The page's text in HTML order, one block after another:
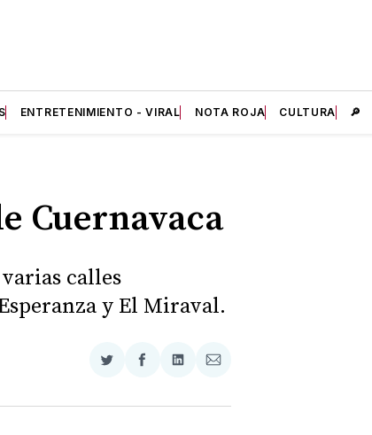
ENTRETENIMIENTO - VIRAL NOTA ROJA CULTURA 🔎
Cuernavaca
calles
y El Miraval.
Compartir
Twitter
Compartir
Facebook
Compartir
LinkedIn
Compartir
Email